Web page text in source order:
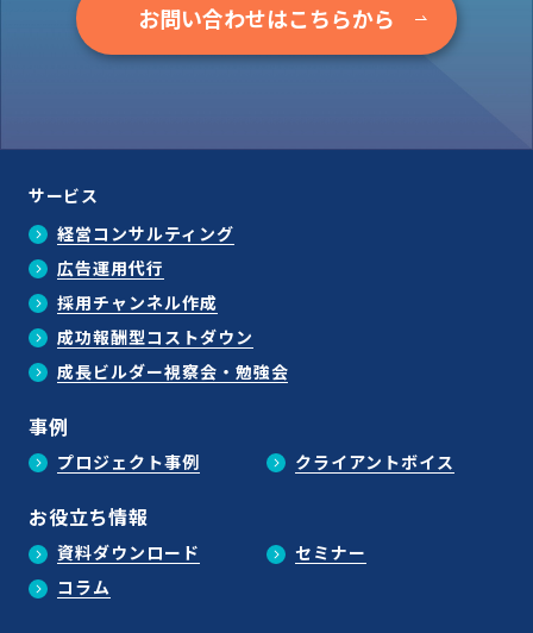
お問い合わせはこちらから
サービス
経営コンサルティング
広告運用代行
採用チャンネル作成
成功報酬型コストダウン
成長ビルダー視察会・勉強会
事例
プロジェクト事例 クライアントボイス
お役立ち情報
資料ダウンロード
セミナー
コラム